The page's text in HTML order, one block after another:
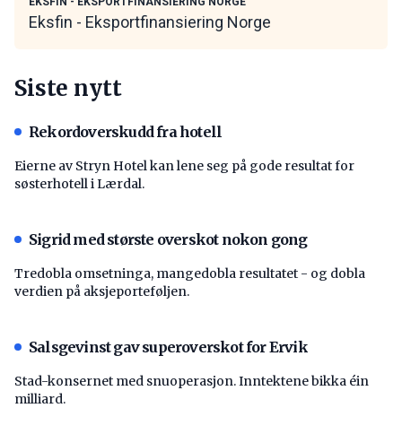
Eksfin - Eksportfinansiering Norge
Siste nytt
Rekordoverskudd fra hotell
Eierne av Stryn Hotel kan lene seg på gode resultat for
søsterhotell i Lærdal.
Sigrid med største overskot nokon gong
Tredobla omsetninga, mangedobla resultatet - og dobla
verdien på aksjeporteføljen.
Salsgevinst gav superoverskot for Ervik
Stad-konsernet med snuoperasjon. Inntektene bikka éin
milliard.